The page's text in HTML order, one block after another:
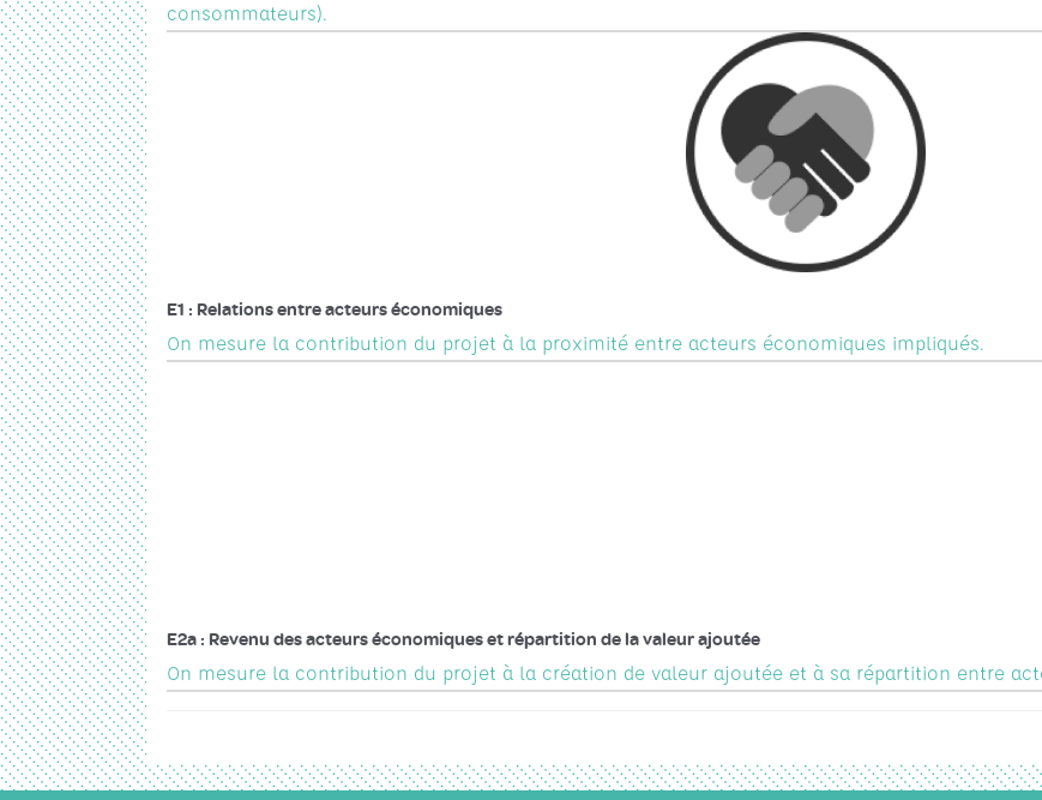
consommateurs).
E1 : Relations entre acteurs économiques
On mesure la contribution du projet à la proximité entre acteurs économiques impliqués.
E2a : Revenu des acteurs économiques et répartition de la valeur ajoutée
On mesure la contribution du projet à la création de valeur ajoutée et à sa répartition entre